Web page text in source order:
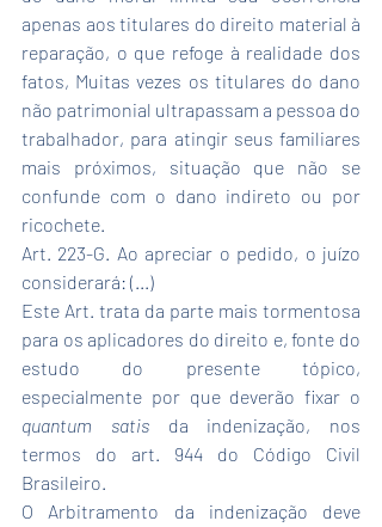
apenas aos titulares do direito material à
reparação, o que refoge à realidade dos
fatos, Muitas vezes os titulares do dano
não patrimonial ultrapassam a pessoa do
trabalhador, para atingir seus familiares
mais próximos, situação que não se
confunde com o dano indireto ou por
ricochete.
Art. 223-G. Ao apreciar o pedido, o juízo
considerará: (...)
Este Art. trata da parte mais tormentosa
para os aplicadores do direito e, fonte do
estudo do presente tópico,
quantum satis da indenização, nos
termos do art. 944 do Código Civil
Brasileiro.
O Arbitramento da indenização deve